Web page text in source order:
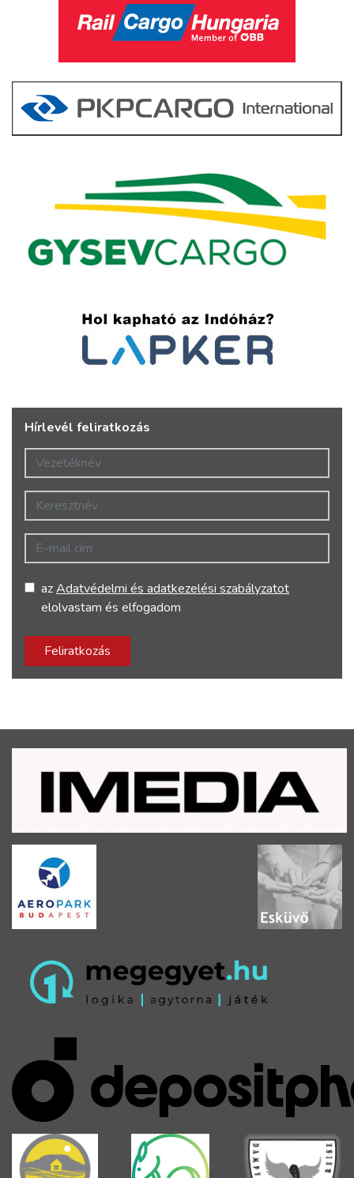
Hírlevél feliratkozás
Vezetéknév
Keresztnév
E-mail cím
azAdatvédelmi és adatkezelési szabályzatot
elolvastam és elfogadom
Feliratkozás